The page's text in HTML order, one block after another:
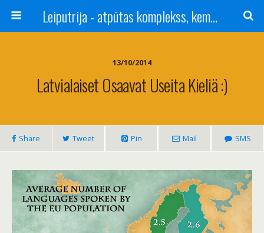
Leiputrija - atpūtas komplekss, kempings, viesu nams pie Rīgas / Camping, caravan site, bed and breakfast near Riga / Camping, caravanas, bungalows Letonia / Campingplatz, Caravanpark, Zimmer in Lettland / Kемпинг и гостевой дом к Риги
13/10/2014
Latvialaiset Osaavat Useita Kieliä :)
Share Tweet Pin Mail SMS